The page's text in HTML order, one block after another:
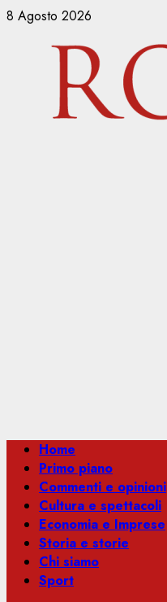
Vai
contenuto
8 Agosto 2026
Menu
principale
Home
Primo piano
Commenti e opinioni
Cultura e spettacoli
Economia e Imprese
Storia e storie
Chi siamo
Sport